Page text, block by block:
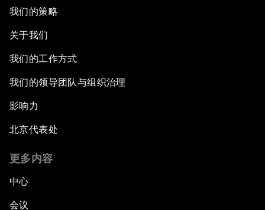
我们的策略
关于我们
我们的工作方式
我们的领导团队与组织治理
影响力
北京代表处
更多内容
中心
会议